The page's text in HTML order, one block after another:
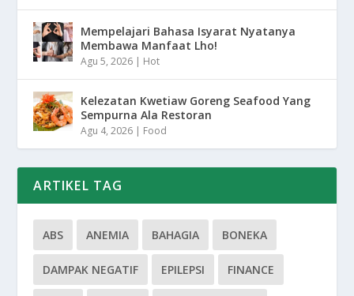
Mempelajari Bahasa Isyarat Nyatanya
Membawa Manfaat Lho!
Agu 5, 2026 | Hot
Kelezatan Kwetiaw Goreng Seafood Yang
Sempurna Ala Restoran
Agu 4, 2026 | Food
ARTIKEL TAG
ABS ANEMIA BAHAGIA BONEKA
DAMPAK NEGATIF EPILEPSI FINANCE